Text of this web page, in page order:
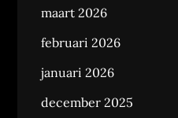
maart 2026
februari 2026
januari 2026
december 2025